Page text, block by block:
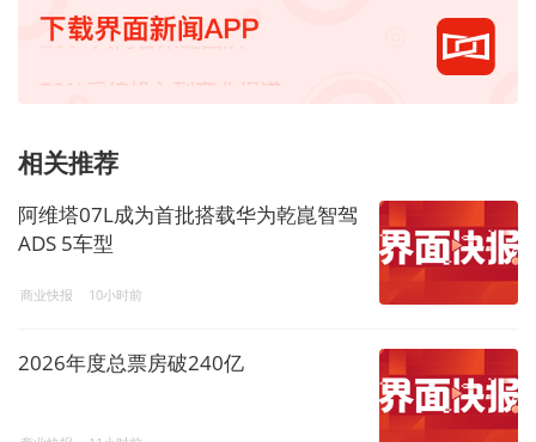
相关推荐
阿维塔07L成为首批搭载华为乾崑智驾
ADS 5车型
商业快报 10小时前
2026年度总票房破240亿